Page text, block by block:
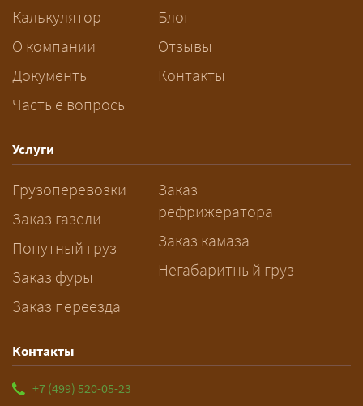
следующей по маршруту, а вы
платите только за своё место. Сроки
при этом дольше, чем у отдельной
машины.
Как заказать грузоперевозку?
— Оставьте заявку с маршрутом,
рассчитает стоимость за 5–10 минут
и подберёт машину. Все условия и
цена фиксируются в договоре;
оплата после доставки, перед
выгрузкой.
Калькулятор
О компании
Документы
Частые вопросы
Блог
Отзывы
Контакты
Услуги
Грузоперевозки
Заказ газели
Попутный груз
Заказ фуры
Заказ переезда
Заказ
рефрижератора
Заказ камаза
Негабаритный груз
Контакты
+7 (499) 520-05-23